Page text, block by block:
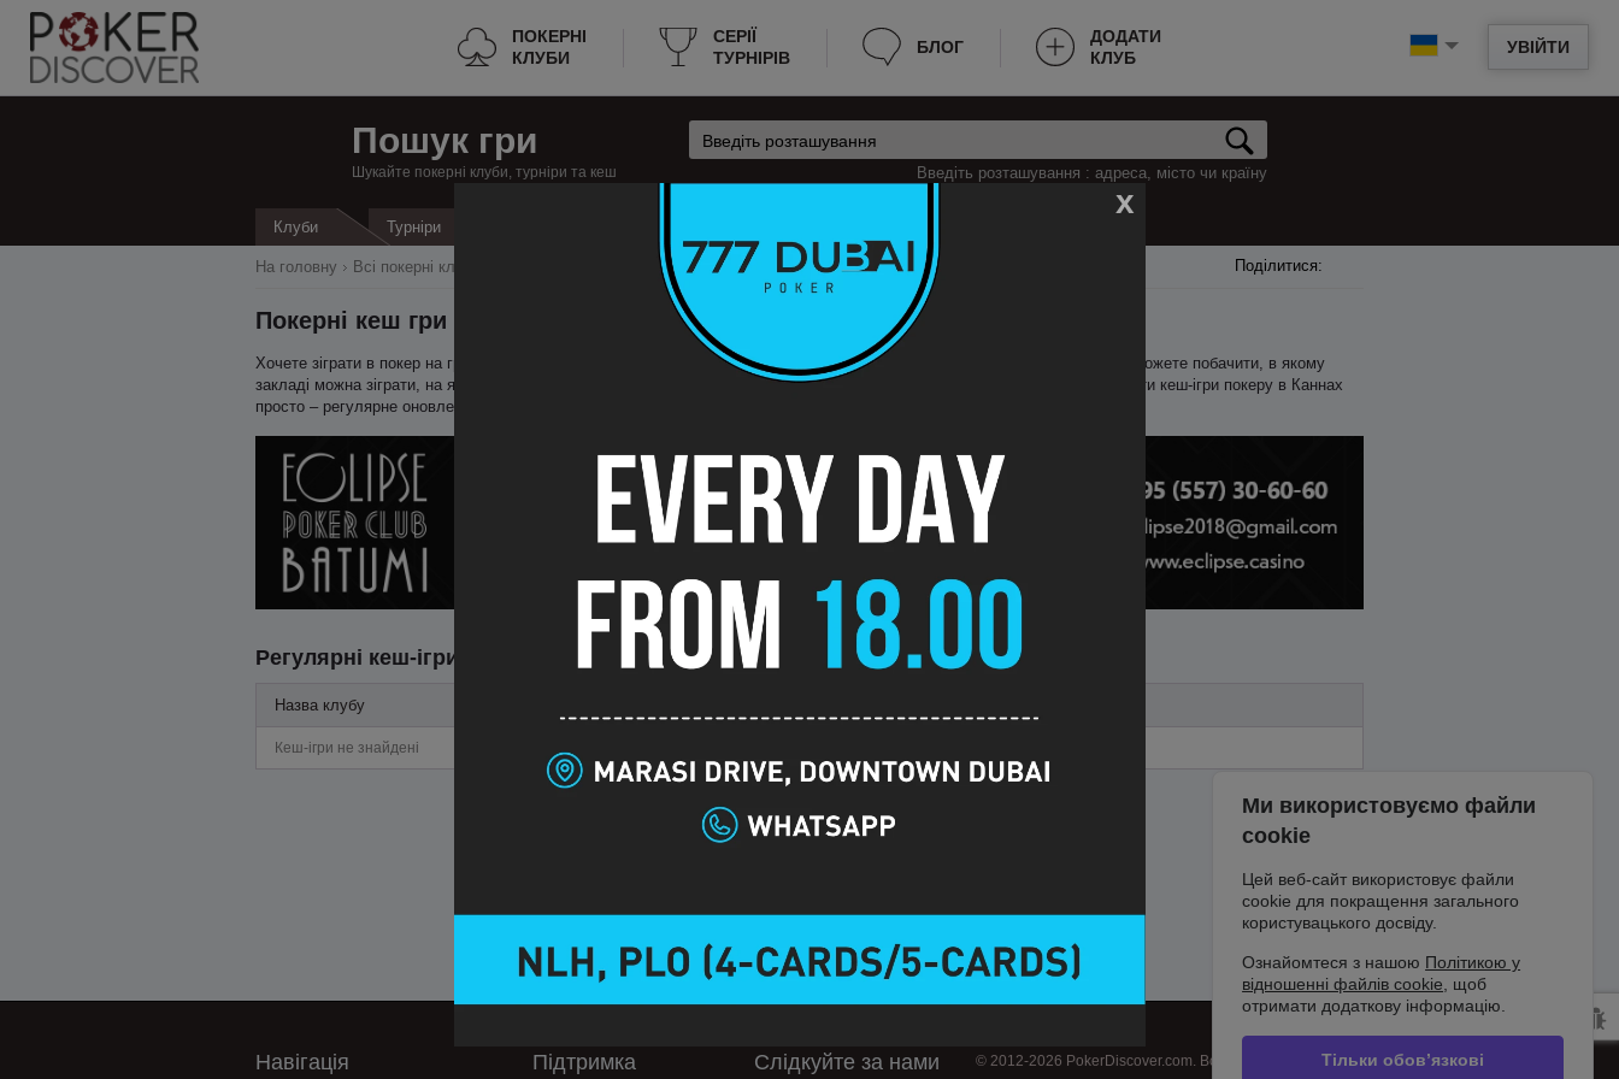
УВІЙТИ
ПОКЕРНІ
КЛУБИ
CЕРІЇ
ТУРНІРІВ
БЛОГ
ДОДАТИ
КЛУБ
Пошук гри
Шукайте покерні клуби, турніри та кеш Введіть розташування : адреса, місто чи країну
Клуби Турніри
x
Поділитися:
На головну Всі покерні клуби Кеш-ігри в Канни, Франція
Покерні кеш гри в Каннах
Хочете зіграти в покер на гроші в Каннах? Ми надаємо всю необхідну інформацію для зручності пошуку гри. Нижче ви можете побачити, в якому
закладі можна зіграти, на яких лімітах зараз йде гра, яка мінімальна та максимальна вартість входу на стіл. Тепер знайти кеш-ігри покеру в Каннах
просто – регулярне оновлення даних дозволяє гравцям швидко знаходити місце для гри.
Регулярні кеш-ігри
Назва клубу
Кеш-ігри не знайдені
Навігація Підтримка Слідкуйте за нами © 2012-2026 PokerDiscover.com. Всі права захищені.
Ми використовуємо файли
cookie
Цей веб-сайт використовує файли
cookie для покращення загального
користувацького досвіду.
Ознайомтеся з нашою Політикою у
відношенні файлів cookie, щоб
отримати додаткову інформацію.
Тільки обов’язкові